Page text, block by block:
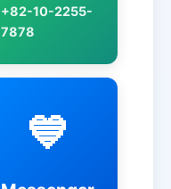
+82-10-2255-
7878
💙